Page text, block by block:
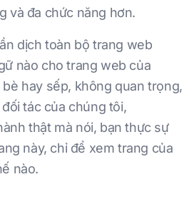
và đa chức năng hơn.
dịch toàn bộ trang web
nào cho trang web của
hay sếp, không quan trọng,
tác của chúng tôi,
thật mà nói, bạn thực sự
này, chỉ để xem trang của
nào.